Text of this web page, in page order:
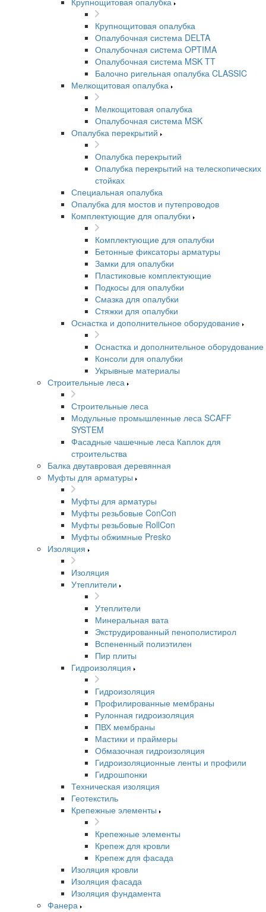
Крупнощитовая опалубка
Опалубочная система DELTA
Опалубочная сиcтема OPTIMA
Опалубочная система MSK TT
Балочно ригельная опалубка CLASSIC
Мелкощитовая опалубка
Мелкощитовая опалубка
Опалубочная система MSK
Опалубка перекрытий
Опалубка перекрытий
Опалубка перекрытий на телескопических
стойках
Специальная опалубка
Опалубка для мостов и путепроводов
Комплектующие для опалубки
Комплектующие для опалубки
Бетонные фиксаторы арматуры
Замки для опалубки
Пластиковые комплектующие
Подкосы для опалубки
Смазка для опалубки
Стяжки для опалубки
Оснастка и дополнительное оборудование
Оснастка и дополнительное оборудование
Консоли для опалубки
Укрывные материалы
Строительные леса
Строительные леса
Модульные промышленные леса SCAFF
SYSTEM
Фасадные чашечные леса Каплок для
строительства
Балка двутавровая деревянная
Муфты для арматуры
Муфты для арматуры
Муфты резьбовые ConCon
Муфты резьбовые RollCon
Муфты обжимные Presko
Изоляция
Изоляция
Утеплители
Утеплители
Минеральная вата
Экструдированный пенополистирол
Вспененный полиэтилен
Пир плиты
Гидроизоляция
Гидроизоляция
Профилированные мембраны
Рулонная гидроизоляция
ПВХ мембраны
Мастики и праймеры
Обмазочная гидроизоляция
Гидроизоляционные ленты и профили
Гидрошпонки
Техническая изоляция
Геотекстиль
Крепежные элементы
Крепежные элементы
Крепеж для кровли
Крепеж для фасада
Изоляция кровли
Изоляция фасада
Изоляция фундамента
Фанера